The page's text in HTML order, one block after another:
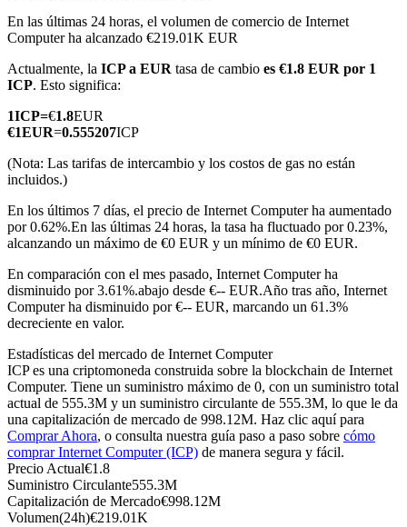
TradFi
primas
Futuros que utilizan USDC como garantía
Copiar Trading
Únete a los mejores traders
En las últimas 24 horas, el volumen de comercio de Internet
Computer ha alcanzado €219.01K EUR
Actualmente, la ICP a EUR tasa de cambio es €1.8 EUR por 1
ICP. Esto significa:
1ICP=€1.8EUR
€1EUR=0.555207ICP
(Nota: Las tarifas de intercambio y los costos de gas no están
incluidos.)
En los últimos 7 días, el precio de Internet Computer ha aumentado
por 0.62%.En las últimas 24 horas, la tasa ha fluctuado por 0.23%,
alcanzando un máximo de €0 EUR y un mínimo de €0 EUR.
En comparación con el mes pasado, Internet Computer ha
disminuido por 3.61%.abajo desde €-- EUR.Año tras año, Internet
Computer ha disminuido por €-- EUR, marcando un 61.3%
decreciente en valor.
Estadísticas del mercado de Internet Computer
ICP es una criptomoneda construida sobre la blockchain de Internet
Computer. Tiene un suministro máximo de 0, con un suministro total
actual de 555.3M y un suministro circulante de 555.3M, lo que le da
una capitalización de mercado de 998.12M. Haz clic aquí para
Comprar Ahora, o consulta nuestra guía paso a paso sobre cómo
comprar Internet Computer (ICP) de manera segura y fácil.
Precio Actual€1.8
Suministro Circulante555.3M
Capitalización de Mercado€998.12M
Volumen(24h)€219.01K